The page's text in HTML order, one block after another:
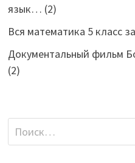
язык… (2)
Вся математика 5 класс
Документальный фильм
(2)
Найти: